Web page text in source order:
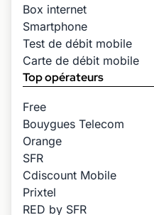
Box internet
Smartphone
Test de débit mobile
Carte de débit mobile
Top opérateurs
Free
Bouygues Telecom
Orange
SFR
Cdiscount Mobile
Prixtel
RED by SFR